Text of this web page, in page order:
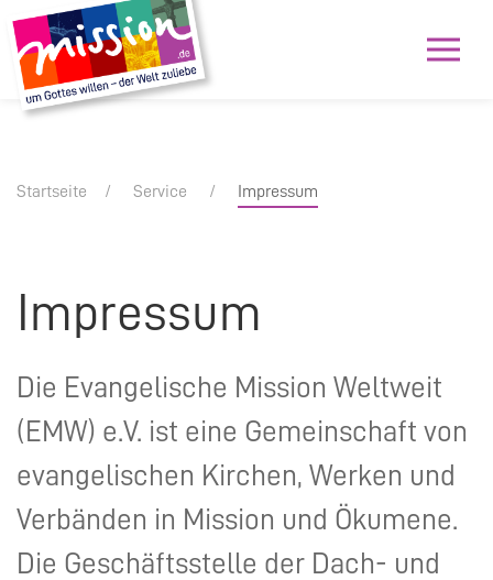
Startseite Service Impressum
Impressum
Die Evangelische Mission Weltweit
( EMW) e.V. ist eine Gemeinschaft von
evangelischen Kirchen, Werken und
Verbänden in Mission und Ökumene.
Die Geschäftsstelle der Dach- und